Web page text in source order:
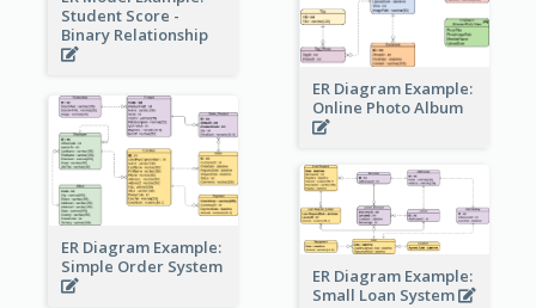
Student Score -
Binary Relationship
ER Diagram Example:
Online Photo Album
ER Diagram Example:
Simple Order System
ER Diagram Example:
Small Loan System